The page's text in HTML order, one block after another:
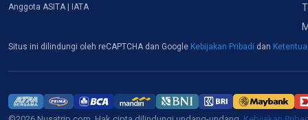
Anggota ASITA | IATA
Situs ini dilindungi oleh reCAPTCHA dan Google Kebijakan Pribadi dan